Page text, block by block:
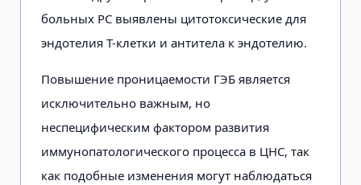
больных РС выявлены цитотоксические для
эндотелия Т-клетки и антитела к эндотелию.
Повышение проницаемости ГЭБ является
исключительно важным, но
неспецифическим фактором развития
иммунопатологического процесса в ЦНС, так
как подобные изменения могут наблюдаться